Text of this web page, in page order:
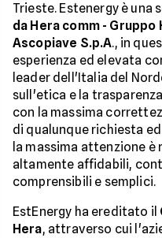
Trieste. Estenergy è
da Hera comm - Gruppo
Ascopiave S.p.A., in
esperienza ed elevata
leader dell'Italia del
sull'etica e la
con la massima
di qualunque richiesta
la massima attenzione
altamente affidabili,
comprensibili e semplici.
EstEnergy ha ereditato il
Hera, attraverso cui